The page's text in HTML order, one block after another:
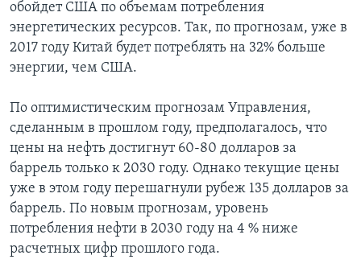
обойдет США по объемам потребления
энергетических ресурсов. Так, по прогнозам, уже в
2017 году Китай будет потреблять на 32% больше
энергии, чем США.
По оптимистическим прогнозам Управления,
сделанным в прошлом году, предполагалось, что
цены на нефть достигнут 60-80 долларов за
баррель только к 2030 году. Однако текущие цены
уже в этом году перешагнули рубеж 135 долларов за
баррель. По новым прогнозам, уровень
потребления нефти в 2030 году на 4 % ниже
расчетных цифр прошлого года.